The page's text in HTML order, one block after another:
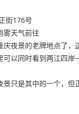
街176号
雾天气前往
庆夜景的老牌地点了，
以同时看到两江四
景只是其中的一个，但